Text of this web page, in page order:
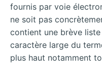
fournis par voie
ne soit pas
contient une brève liste
caractère large du
plus haut notamment